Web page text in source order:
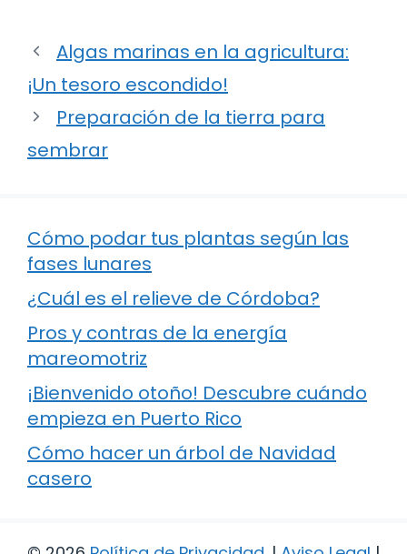
Algas marinas en la agricultura:
¡Un tesoro escondido!
Preparación de la tierra para
sembrar
Cómo podar tus plantas según las
fases lunares
¿Cuál es el relieve de Córdoba?
Pros y contras de la energía
mareomotriz
¡Bienvenido otoño! Descubre cuándo
empieza en Puerto Rico
Cómo hacer un árbol de Navidad
casero